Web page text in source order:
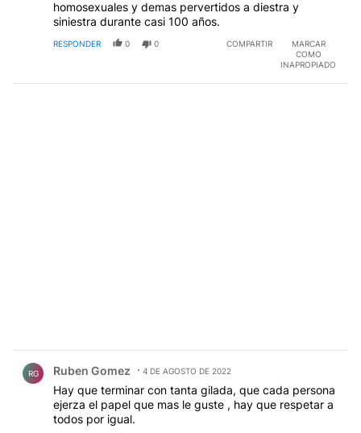
homosexuales y demas pervertidos a diestra y
siniestra durante casi 100 años.
RESPONDER 0 0 COMPARTIR
MARCAR
COMO
INAPROPIADO
RG Ruben Gomez 4 DE AGOSTO DE 2022
Hay que terminar con tanta gilada, que cada persona
ejerza el papel que mas le guste , hay que respetar a
todos por igual.